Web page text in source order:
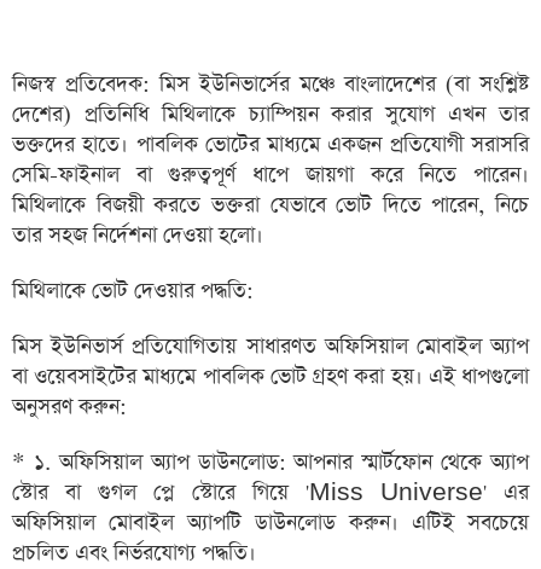
নিজস্ব প্রতিবেদক: মিস ইউনিভার্সের মঞ্চে বাংলাদেশের (বা সংশ্লিষ্ট
দেশের) প্রতিনিধি মিথিলাকে চ্যাম্পিয়ন করার সুযোগ এখন তার
ভক্তদের হাতে। পাবলিক ভোটের মাধ্যমে একজন প্রতিযোগী সরাসরি
সেমি-ফাইনাল বা গুরুত্বপূর্ণ ধাপে জায়গা করে নিতে পারেন।
মিথিলাকে বিজয়ী করতে ভক্তরা যেভাবে ভোট দিতে পারেন, নিচে
তার সহজ নির্দেশনা দেওয়া হলো।
মিথিলাকে ভোট দেওয়ার পদ্ধতি:
মিস ইউনিভার্স প্রতিযোগিতায় সাধারণত অফিসিয়াল মোবাইল অ্যাপ
বা ওয়েবসাইটের মাধ্যমে পাবলিক ভোট গ্রহণ করা হয়। এই ধাপগুলো
অনুসরণ করুন:
* ১. অফিসিয়াল অ্যাপ ডাউনলোড: আপনার স্মার্টফোন থেকে অ্যাপ
স্টোর বা গুগল প্লে স্টোরে গিয়ে 'Miss Universe' এর
অফিসিয়াল মোবাইল অ্যাপটি ডাউনলোড করুন। এটিই সবচেয়ে
প্রচলিত এবং নির্ভরযোগ্য পদ্ধতি।